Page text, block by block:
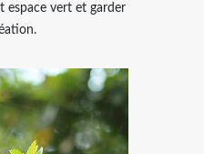
espace vert et garder